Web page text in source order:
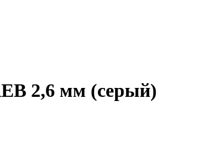
2,6 мм (серый)